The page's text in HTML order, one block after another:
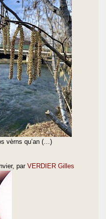
vèrns qu’an (…)
, par VERDIER Gilles